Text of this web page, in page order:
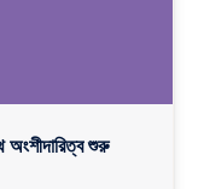
অংশীদারিত্ব শুরু